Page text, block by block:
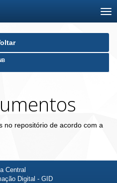
no repositório de acordo com a
Central
Digital - GID